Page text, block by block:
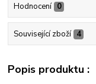
Hodnocení 0
Související zboží 4
Popis produktu :